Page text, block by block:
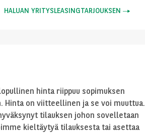
HALUAN YRITYSLEASINGTARJOUKSEN
hinta riippuu sopimuksen
Hinta on viitteellinen ja se voi muuttua.
tilauksen johon sovelletaan
kieltäytyä tilauksesta tai asettaa